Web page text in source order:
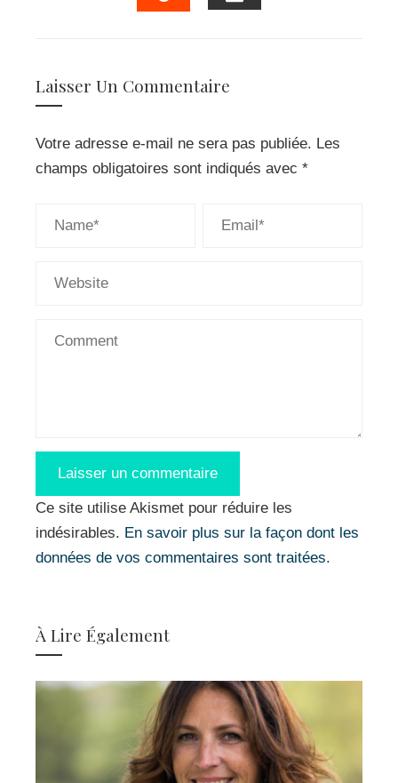
Laisser Un Commentaire
Votre adresse e-mail ne sera pas publiée. Les
champs obligatoires sont indiqués avec *
Ce site utilise Akismet pour réduire les
indésirables. En savoir plus sur la façon dont les
données de vos commentaires sont traitées.
À Lire Également